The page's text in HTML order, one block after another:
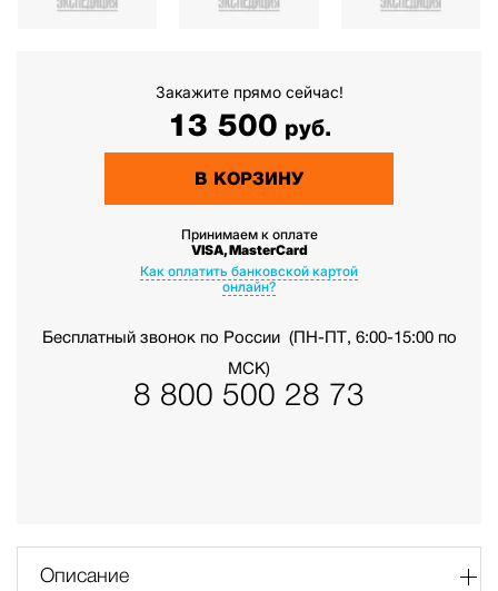
Закажите прямо сейчас!
13 500 руб.
В КОРЗИНУ
Принимаем к оплате
VISA, MasterCard
Как оплатить банковской картой
онлайн?
Бесплатный звонок по России (ПН-ПТ, 6:00-15:00 по
МСК)
8 800 500 28 73
Описание